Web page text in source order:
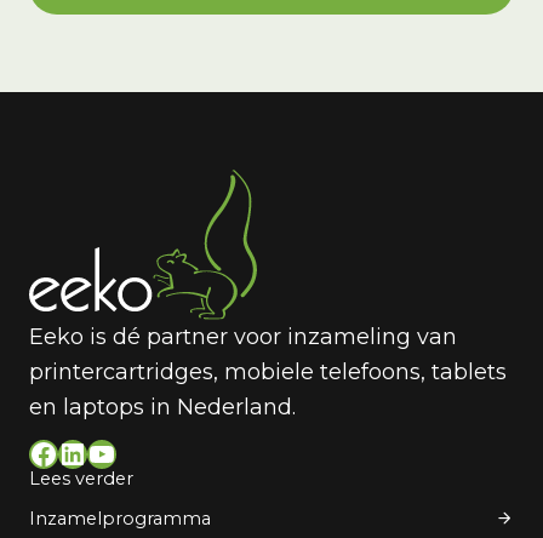
Eeko is dé partner voor inzameling van
printercartridges, mobiele telefoons, tablets
en laptops in Nederland.
Facebook LinkedIn YouTube
Lees verder
Inzamelprogramma